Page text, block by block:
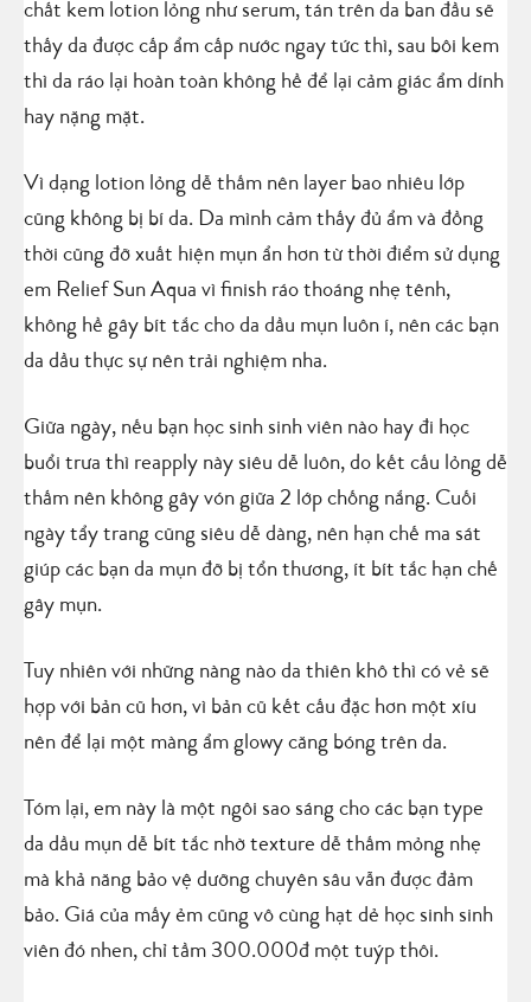
chất kem lotion lỏng như serum, tán trên da ban đầu sẽ
thấy da được cấp ẩm cấp nước ngay tức thì, sau bôi kem
thì da ráo lại hoàn toàn không hề để lại cảm giác ẩm dính
hay nặng mặt.
Vì dạng lotion lỏng dễ thấm nên layer bao nhiêu lớp
cũng không bị bí da. Da mình cảm thấy đủ ẩm và đồng
thời cũng đỡ xuất hiện mụn ẩn hơn từ thời điểm sử dụng
em Relief Sun Aqua vì finish ráo thoáng nhẹ tênh,
không hề gây bít tắc cho da dầu mụn luôn í, nên các bạn
da dầu thực sự nên trải nghiệm nha.
Giữa ngày, nếu bạn học sinh sinh viên nào hay đi học
buổi trưa thì reapply này siêu dễ luôn, do kết cấu lỏng dễ
thấm nên không gây vón giữa 2 lớp chống nắng. Cuối
ngày tẩy trang cũng siêu dễ dàng, nên hạn chế ma sát
giúp các bạn da mụn đỡ bị tổn thương, ít bít tắc hạn chế
gây mụn.
Tuy nhiên với những nàng nào da thiên khô thì có vẻ sẽ
hợp với bản cũ hơn, vì bản cũ kết cấu đặc hơn một xíu
nên để lại một màng ẩm glowy căng bóng trên da.
Tóm lại, em này là một ngôi sao sáng cho các bạn type
da dầu mụn dễ bít tắc nhờ texture dễ thấm mỏng nhẹ
mà khả năng bảo vệ dưỡng chuyên sâu vẫn được đảm
bảo. Giá của mấy ẻm cũng vô cùng hạt dẻ học sinh sinh
viên đó nhen, chỉ tầm 300.000đ một tuýp thôi.